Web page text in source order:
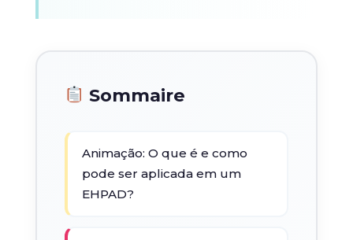
Sommaire
Animação: O que é e como
pode ser aplicada em um
EHPAD?